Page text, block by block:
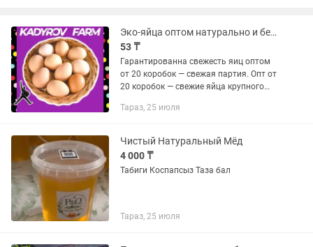
Эко-яйца оптом натурально и безопасно
53 ₸
Гарантированна свежесть яиц оптом
от 20 коробок — свежая партия. Опт от
20 коробок — свежие яйца крупного
производства и торговли. Снижаем
Тараз, 25 июля
Чистый Натуральный Мёд
4 000 ₸
Табиги Коспапсыз Таза бал
Тараз, 25 июля